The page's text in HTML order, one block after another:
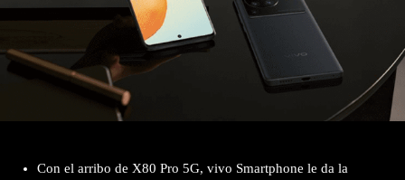
Con el arribo de X80 Pro 5G, vivo Smartphone le da la